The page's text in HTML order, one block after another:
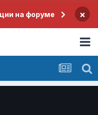
на форуме ×